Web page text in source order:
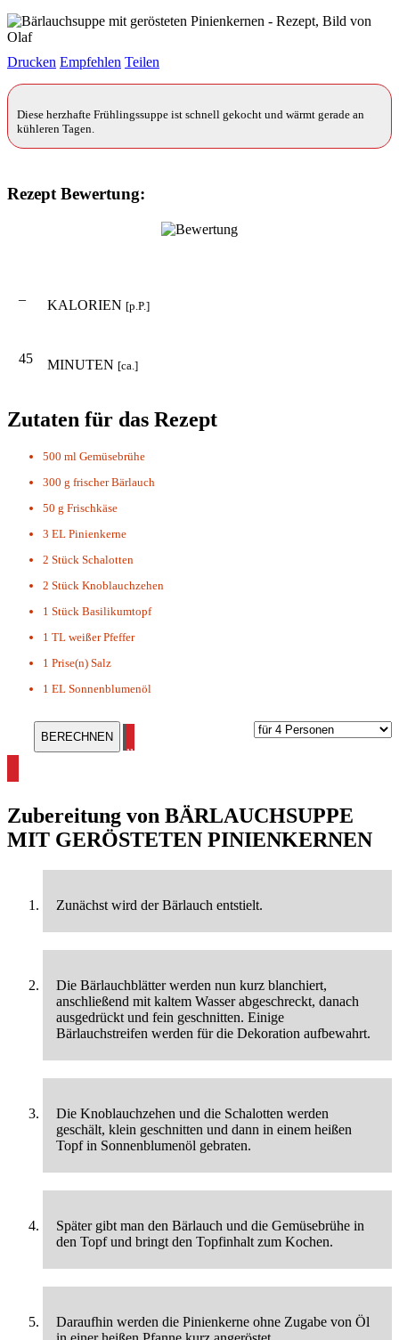
Drucken Empfehlen Teilen
Diese herzhafte Frühlingssuppe ist schnell gekocht und wärmt gerade an
kühleren Tagen.
Rezept Bewertung:
– KALORIEN [p.P.]
45 MINUTEN [ca.]
Zutaten für das Rezept
500 ml Gemüsebrühe
300 g frischer Bärlauch
50 g Frischkäse
3 EL Pinienkerne
2 Stück Schalotten
2 Stück Knoblauchzehen
1 Stück Basilikumtopf
1 TL weißer Pfeffer
1 Prise(n) Salz
1 EL Sonnenblumenöl
alle Suppen Rezepte ansehen
Zubereitung von BÄRLAUCHSUPPE
MIT GERÖSTETEN PINIENKERNEN
Zunächst wird der Bärlauch entstielt.
Die Bärlauchblätter werden nun kurz blanchiert,
anschließend mit kaltem Wasser abgeschreckt, danach
ausgedrückt und fein geschnitten. Einige
Bärlauchstreifen werden für die Dekoration aufbewahrt.
Die Knoblauchzehen und die Schalotten werden
geschält, klein geschnitten und dann in einem heißen
Topf in Sonnenblumenöl gebraten.
Später gibt man den Bärlauch und die Gemüsebrühe in
den Topf und bringt den Topfinhalt zum Kochen.
Daraufhin werden die Pinienkerne ohne Zugabe von Öl